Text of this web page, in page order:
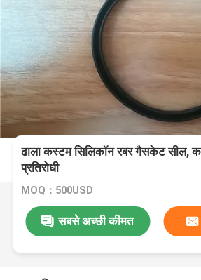
ढाला कस्टम सिलिकॉन रबर गैसकेट सील,
प्रतिरोधी
MOQ：500USD
सबसे अच्छी कीमत